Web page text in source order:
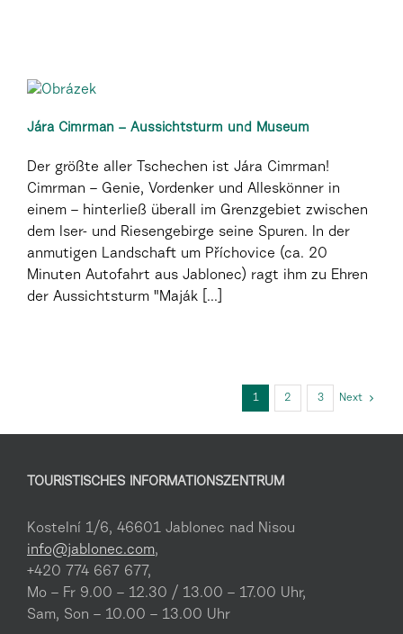
Jára Cimrman – Aussichtsturm und Museum
Der größte aller Tschechen ist Jára Cimrman!
Cimrman – Genie, Vordenker und Alleskönner in
einem – hinterließ überall im Grenzgebiet zwischen
dem Iser- und Riesengebirge seine Spuren. In der
anmutigen Landschaft um Příchovice (ca. 20
Minuten Autofahrt aus Jablonec) ragt ihm zu Ehren
der Aussichtsturm "Maják [...]
1 2 3 Next
TOURISTISCHES INFORMATIONSZENTRUM
Kostelní 1/6, 46601 Jablonec nad Nisou
info@jablonec.com,
+420 774 667 677,
Mo – Fr 9.00 – 12.30 / 13.00 – 17.00 Uhr,
Sam, Son – 10.00 – 13.00 Uhr